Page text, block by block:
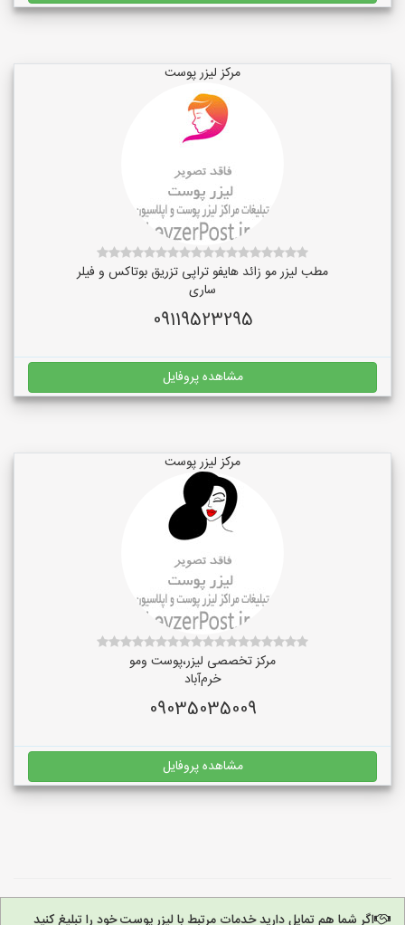
مرکز لیزر پوست
مطب لیزر مو زائد هایفو تراپی تزریق بوتاکس و فیلر
ساری
09119523295
مشاهده پروفایل
مرکز لیزر پوست
مرکز تخصصی لیزر،پوست و‌مو
خرم‌آباد
09035035009
مشاهده پروفایل
اگر شما هم تمایل دارید خدمات مرتبط با لیزر پوست خود را تبلیغ کنید